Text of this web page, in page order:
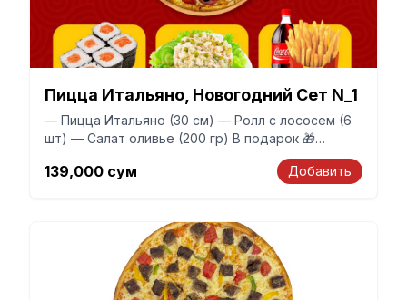
Пицца Итальяно, Новогодний Сет N_1
— Пицца Итальяно (30 см) — Ролл с лососем (6
шт) — Салат оливье (200 гр) В подарок 🎁
получите фри + 1,5 литровую Coca-Cola Набор
рассчитан на 2 человек
139,000 сум Добавить